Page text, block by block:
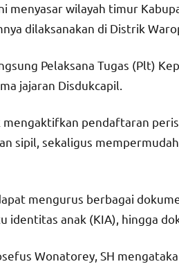
menyasar wilayah timur
dilaksanakan di Distrik
Pelaksana Tugas (Plt)
jajaran Disdukcapil.
pendaftaran
sipil, sekaligus
mengurus berbagai
identitas anak (KIA), hingga
Wonatorey, SH